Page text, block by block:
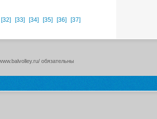
[32] [33] [34] [35] [36] [37]
обязательны